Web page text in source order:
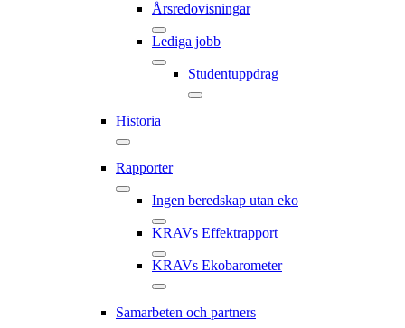
Årsredovisningar
Lediga jobb
Studentuppdrag
Historia
Rapporter
Ingen beredskap utan eko
KRAVs Effektrapport
KRAVs Ekobarometer
Samarbeten och partners